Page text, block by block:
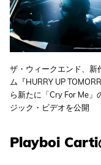
ザ・ウィークエンド、新
ム『HURRY UP
ら新たに「Cry For Me」
ジック・ビデオを公開
Playboi Carti